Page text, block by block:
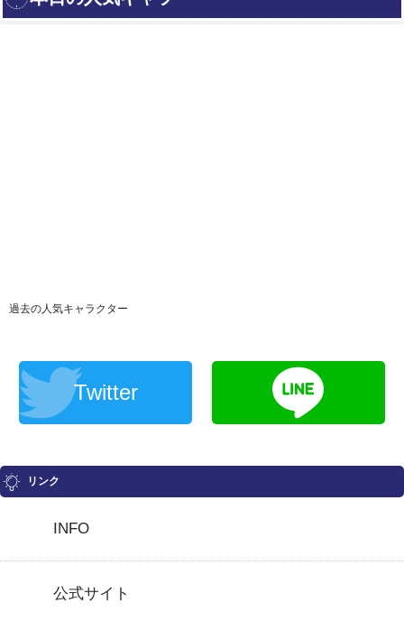
過去の人気キャラクター
Twitter
リンク
INFO
公式サイト